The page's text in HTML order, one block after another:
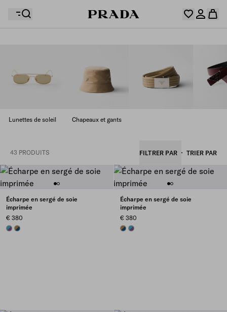
Désolé, votre panier est vide
Désolé, votre panier est vide
Connectez-vous ou créez un compte personnel.
enregistrez vos articles favoris et créez votre sélection
ici.
Connectez-vous ou créez un compte personnel.
Lunettes de soleil Chapeaux et gants
43 PRODUITS FILTRER PAR TRIER PAR
Écharpe en sergé de soie
imprimée
€ 380
PLUM/TEAL
BALTIC/TOBACCO
Écharpe en sergé de soie
imprimée
€ 380
BALTIC/TOBACCO
PLUM/TEAL